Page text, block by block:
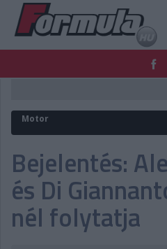
FORMULA
PODCAST
LIVE
DIGITÁLIS MAGAZIN
VERSENYNAPTÁRAK
Motor
Bejelentés:
és Di
nél folytatja